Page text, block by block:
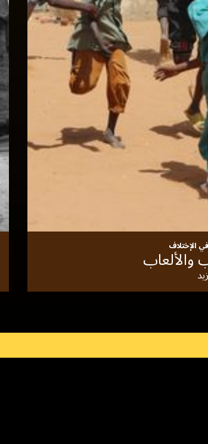
الإختلاف
والألعاب